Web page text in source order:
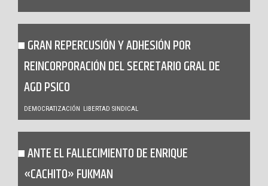
GRAN REPERCUSIÓN Y ADHESIÓN POR
REINCORPORACIÓN DEL SECRETARIO GRAL DE
AGD PSICO
DEMOCRATIZACIÓN LIBERTAD SINDICAL
ANTE EL FALLECIMIENTO DE ENRIQUE
«CACHITO» FUKMAN